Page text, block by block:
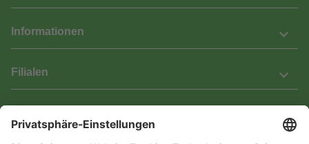
Informationen
Filialen
Barrierefreiheit
Wir bemühen uns, unsere Website barrierefrei zu gestalten.
Einige Inhalte und Funktionen sind derzeit jedoch noch nicht
vollständig zugänglich. Wenn Sie auf Barrieren stoßen oder Hilfe